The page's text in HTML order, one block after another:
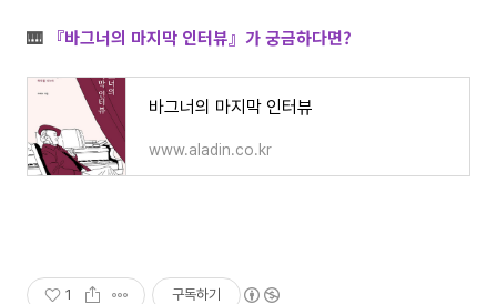
🎹 『바그너의 마지막 인터뷰』가 궁금하다면?
바그너의 마지막 인터뷰
www.aladin.co.kr
1 구독하기